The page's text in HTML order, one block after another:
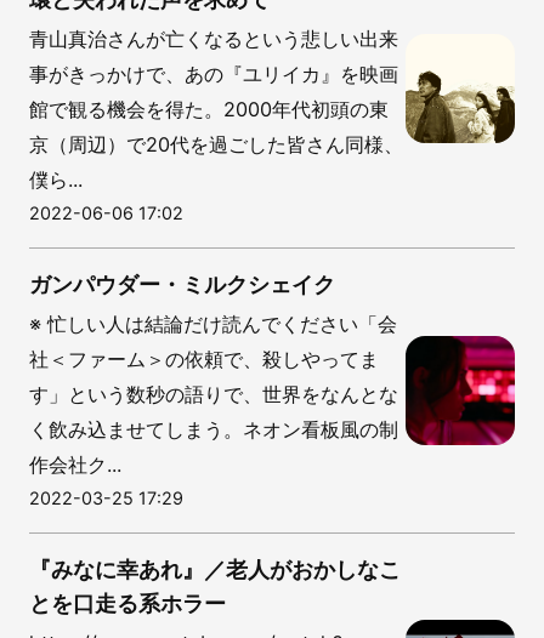
青山真治さんが亡くなるという悲しい出来
事がきっかけで、あの『ユリイカ』を映画
館で観る機会を得た。2000年代初頭の東
京（周辺）で20代を過ごした皆さん同様、
僕ら...
2022-06-06 17:02
ガンパウダー・ミルクシェイク
※ 忙しい人は結論だけ読んでください「会
社＜ファーム＞の依頼で、殺しやってま
す」という数秒の語りで、世界をなんとな
く飲み込ませてしまう。ネオン看板風の制
作会社ク...
2022-03-25 17:29
『みなに幸あれ』／老人がおかしなこ
とを口走る系ホラー